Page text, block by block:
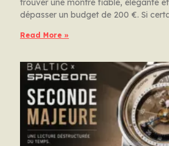
dépasser un budget de 200 €. Si
Read More »